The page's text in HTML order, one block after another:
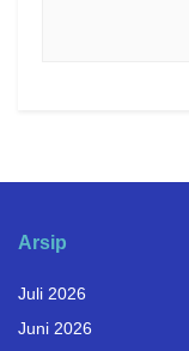
Arsip
Juli 2026
Juni 2026